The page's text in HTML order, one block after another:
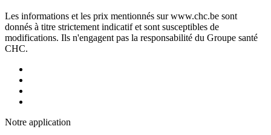
Les informations et les prix mentionnés sur www.chc.be sont
donnés à titre strictement indicatif et sont susceptibles de
modifications. Ils n'engagent pas la responsabilité du Groupe santé
CHC.
Notre application